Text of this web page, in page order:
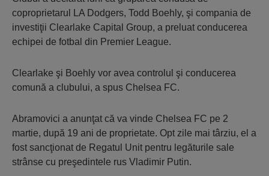
coproprietarul LA Dodgers, Todd Boehly, şi compania de
investiţii Clearlake Capital Group, a preluat conducerea
echipei de fotbal din Premier League.
Clearlake şi Boehly vor avea controlul şi conducerea
comună a clubului, a spus Chelsea FC.
Abramovici a anunţat că va vinde Chelsea FC pe 2
martie, după 19 ani de proprietate. Opt zile mai târziu, el a
fost sancţionat de Regatul Unit pentru legăturile sale
strânse cu preşedintele rus Vladimir Putin.